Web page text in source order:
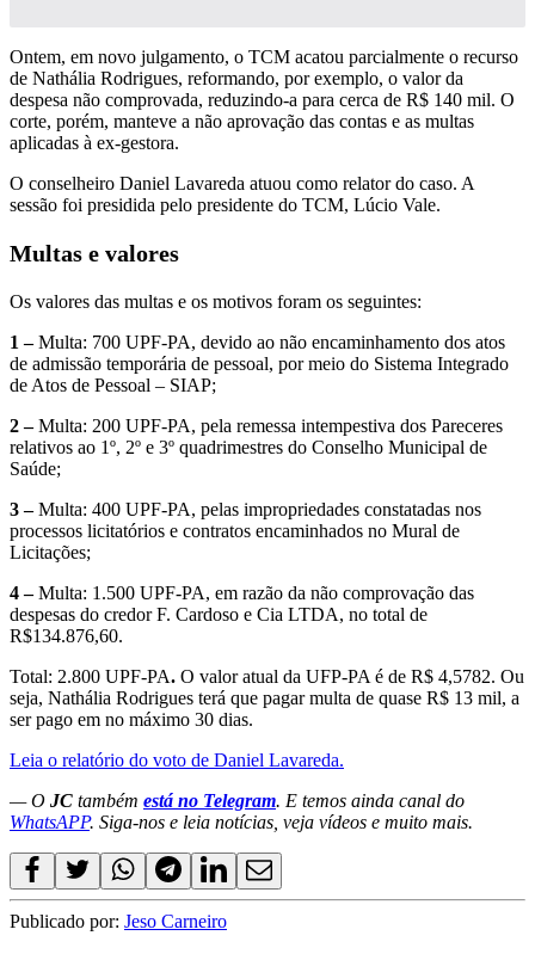
Ontem, em novo julgamento, o TCM acatou parcialmente o recurso
de Nathália Rodrigues, reformando, por exemplo, o valor da
despesa não comprovada, reduzindo-a para cerca de R$ 140 mil. O
corte, porém, manteve a não aprovação das contas e as multas
aplicadas à ex-gestora.
O conselheiro Daniel Lavareda atuou como relator do caso. A
sessão foi presidida pelo presidente do TCM, Lúcio Vale.
Multas e valores
Os valores das multas e os motivos foram os seguintes:
1 –Multa: 700 UPF-PA, devido ao não encaminhamento dos atos
de admissão temporária de pessoal, por meio do Sistema Integrado
de Atos de Pessoal – SIAP;
2 –Multa: 200 UPF-PA, pela remessa intempestiva dos Pareceres
relativos ao 1º, 2º e 3º quadrimestres do Conselho Municipal de
Saúde;
3 –Multa: 400 UPF-PA, pelas impropriedades constatadas nos
processos licitatórios e contratos encaminhados no Mural de
Licitações;
4 –Multa: 1.500 UPF-PA, em razão da não comprovação das
despesas do credor F. Cardoso e Cia LTDA, no total de
R$134.876,60.
Total: 2.800 UPF-PA. O valor atual da UFP-PA é de R$ 4,5782. Ou
seja, Nathália Rodrigues terá que pagar multa de quase R$ 13 mil, a
ser pago em no máximo 30 dias.
Leia o relatório do voto de Daniel Lavareda.
— O JC também está no Telegram. E temos ainda canal do
WhatsAPP. Siga-nos e leia notícias, veja vídeos e muito mais.
Publicado por: Jeso Carneiro